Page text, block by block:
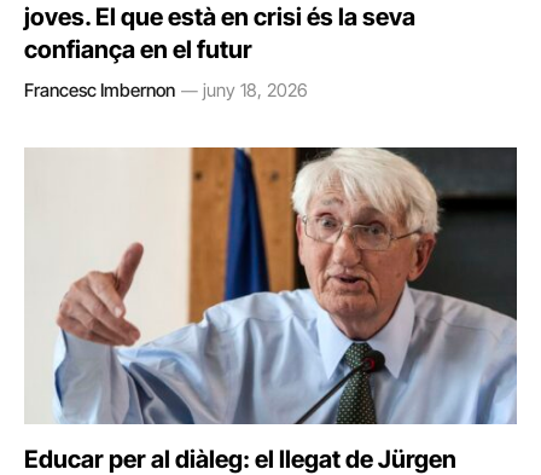
joves. El que està en crisi és la seva
confiança en el futur
Francesc Imbernon juny 18, 2026
Educar per al diàleg: el llegat de Jürgen